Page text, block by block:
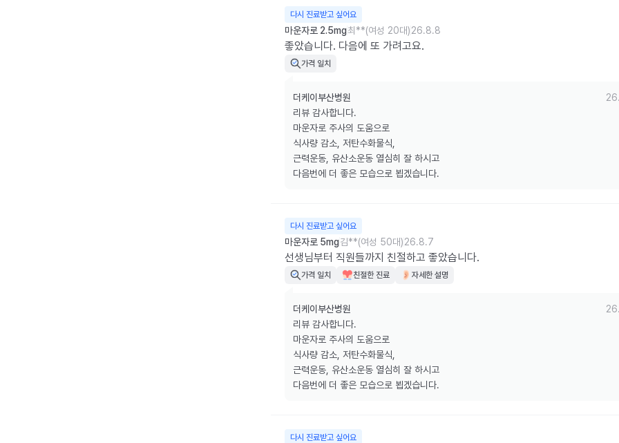
다시 진료받고 싶어요
마운자로 2.5mg최**(여성 20대)26.8.8
좋았습니다. 다음에 또 가려고요.
가격 일치
더케이부산병원
리뷰 감사합니다.
마운자로 주사의 도움으로
식사량 감소, 저탄수화물식,
근력운동, 유산소운동 열심히 잘 하시고
다음번에 더 좋은 모습으로 뵙겠습니다.
다시 진료받고 싶어요
마운자로 5mg김**(여성 50대)26.8.7
선생님부터 직원들까지 친절하고 좋았습니다.
가격 일치 친절한 진료 자세한 설명
더케이부산병원
리뷰 감사합니다.
마운자로 주사의 도움으로
식사량 감소, 저탄수화물식,
근력운동, 유산소운동 열심히 잘 하시고
다음번에 더 좋은 모습으로 뵙겠습니다.
다시 진료받고 싶어요